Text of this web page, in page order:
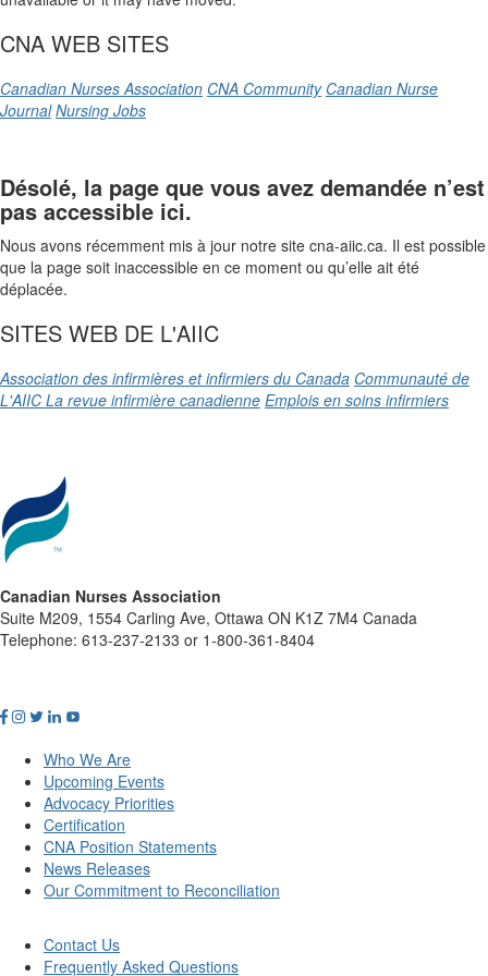
CNA WEB SITES
Canadian Nurses Association CNA Community Canadian Nurse
Journal Nursing Jobs
Désolé, la page que vous avez demandée n’est
pas accessible ici.
Nous avons récemment mis à jour notre site cna-aiic.ca. Il est possible
que la page soit inaccessible en ce moment ou qu’elle ait été
déplacée.
SITES WEB DE L'AIIC
Association des infirmières et infirmiers du Canada Communauté de
L'AIIC La revue infirmière canadienne Emplois en soins infirmiers
Canadian Nurses Association
Suite M209, 1554 Carling Ave, Ottawa ON K1Z 7M4 Canada
Telephone: 613-237-2133 or 1-800-361-8404
Who We Are
Upcoming Events
Advocacy Priorities
Certification
CNA Position Statements
News Releases
Our Commitment to Reconciliation
Contact Us
Frequently Asked Questions